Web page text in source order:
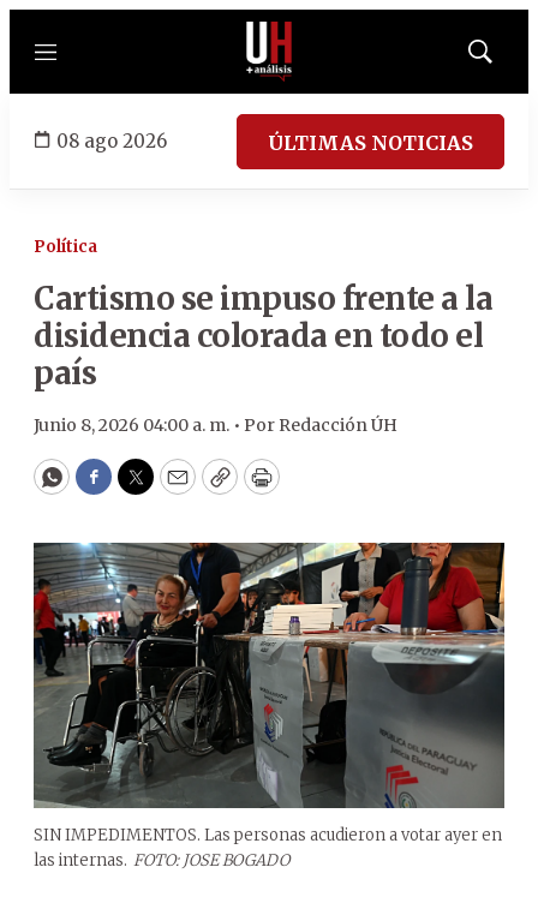
Menú
Mostrar
08 ago 2026 ÚLTIMAS NOTICIAS
Política
Cartismo se impuso frente a la
disidencia colorada en todo el
país
Junio 8, 2026 04:00 a. m. • Por Redacción ÚH
WhatsApp
Facebook
Twitter
EmailCopyPrint
SIN IMPEDIMENTOS. Las personas acudieron a votar ayer en
las internas. FOTO: JOSE BOGADO